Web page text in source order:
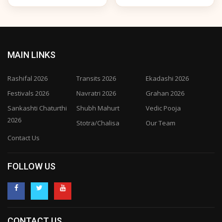
MAIN LINKS
Rashifal 2026 Transits 2026
Ekadashi 2026
Festivals 2026
Navratri 2026
Grahan 2026
Sankashti Chaturthi
2026
Shubh Mahurt
Vedic Pooja
Stotra/Chalisa
Our Team
Contact Us
FOLLOW US